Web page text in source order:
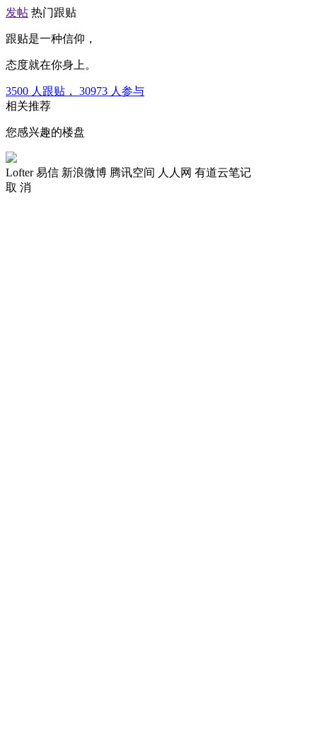
发帖 热门跟贴
跟贴是一种信仰，
态度就在你身上。
3500 人跟贴， 30973 人参与
相关推荐
您感兴趣的楼盘
Lofter 易信 新浪微博 腾讯空间 人人网 有道云笔记
取 消